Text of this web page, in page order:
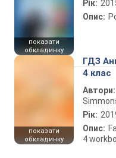
показати
обкладинку
Рік:
Опис:
показати
обкладинку
ГДЗ
4 клас
Автори:
Рік:
Опис:
4